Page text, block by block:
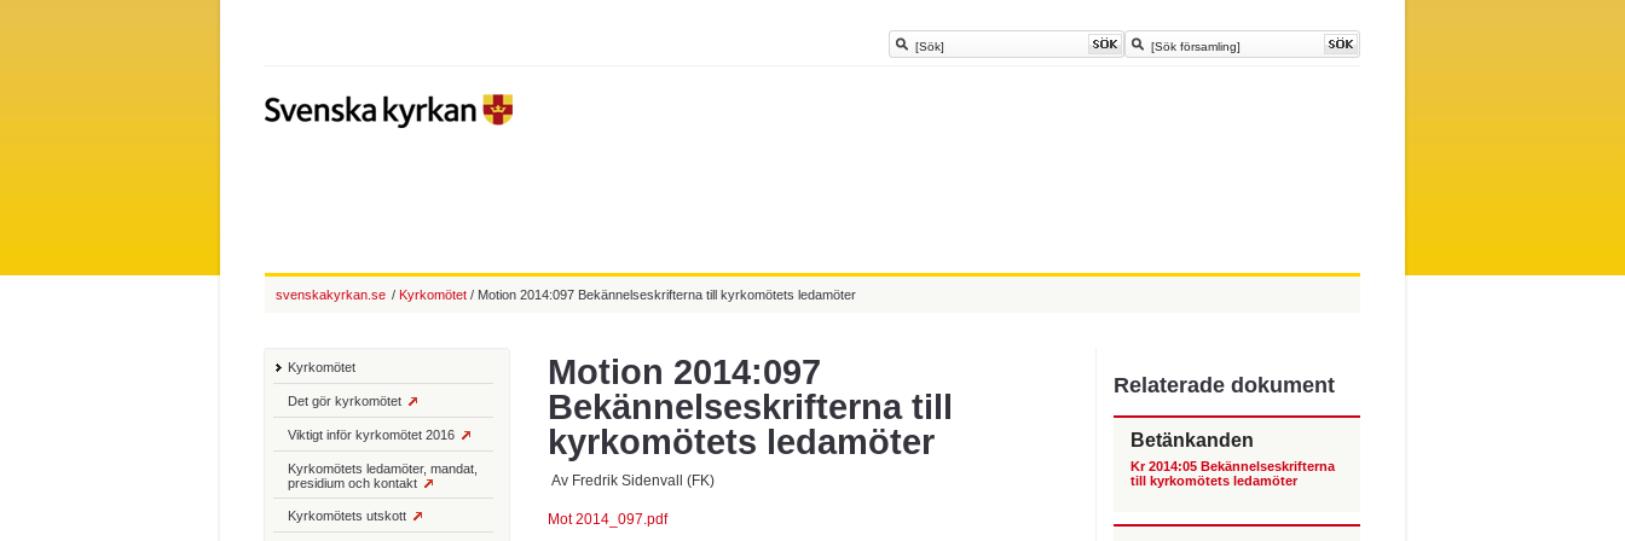
Motion 2014:097
Bekännelseskrifterna till
kyrkomötets ledamöter
Av Fredrik Sidenvall (FK)
Mot 2014_097.pdf
Kyrkomötet
Det gör kyrkomötet
Viktigt inför kyrkomötet 2016
Kyrkomötets ledamöter, mandat,
presidium och kontakt
Kyrkomötets utskott
Relaterade dokument
Betänkanden
Kr 2014:05 Bekännelseskrifterna
till kyrkomötets ledamöter
svenskakyrkan.se / Kyrkomötet / Motion 2014:097 Bekännelseskrifterna till kyrkomötets ledamöter